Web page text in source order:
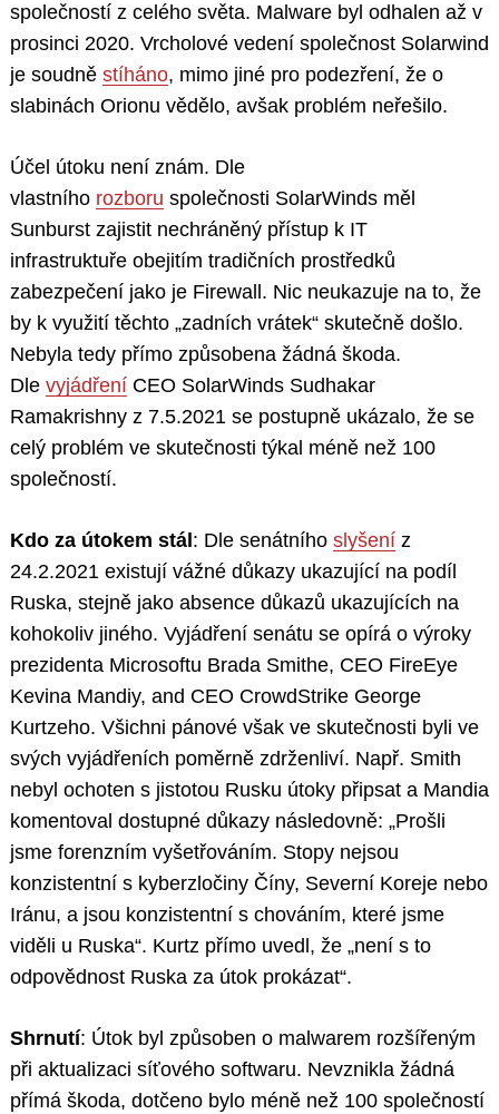
společností z celého světa. Malware byl odhalen až v
prosinci 2020. Vrcholové vedení společnost Solarwind
je soudně stíháno, mimo jiné pro podezření, že o
slabinách Orionu vědělo, avšak problém neřešilo.
Účel útoku není znám. Dle
vlastního rozboru společnosti SolarWinds měl
Sunburst zajistit nechráněný přístup k IT
infrastruktuře obejitím tradičních prostředků
zabezpečení jako je Firewall. Nic neukazuje na to, že
by k využití těchto „zadních vrátek“ skutečně došlo.
Nebyla tedy přímo způsobena žádná škoda.
Dle vyjádření CEO SolarWinds Sudhakar
Ramakrishny z 7.5.2021 se postupně ukázalo, že se
celý problém ve skutečnosti týkal méně než 100
společností.
Kdo za útokem stál : Dle senátního slyšení z
24.2.2021 existují vážné důkazy ukazující na podíl
Ruska, stejně jako absence důkazů ukazujících na
kohokoliv jiného. Vyjádření senátu se opírá o výroky
prezidenta Microsoftu Brada Smithe, CEO FireEye
Kevina Mandiy, and CEO CrowdStrike George
Kurtzeho. Všichni pánové však ve skutečnosti byli ve
svých vyjádřeních poměrně zdrženliví. Např. Smith
nebyl ochoten s jistotou Rusku útoky připsat a Mandia
komentoval dostupné důkazy následovně: „Prošli
jsme forenzním vyšetřováním. Stopy nejsou
konzistentní s kyberzločiny Číny, Severní Koreje nebo
Iránu, a jsou konzistentní s chováním, které jsme
viděli u Ruska“. Kurtz přímo uvedl, že „není s to
odpovědnost Ruska za útok prokázat“.
Shrnutí: Útok byl způsoben o malwarem rozšířeným
při aktualizaci síťového softwaru. Nevznikla žádná
přímá škoda, dotčeno bylo méně než 100 společností